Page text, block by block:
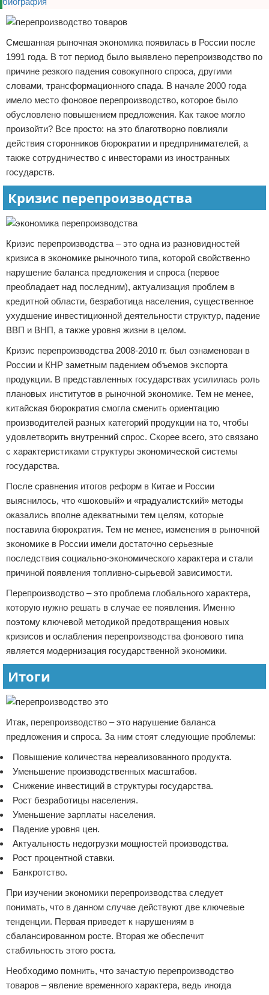
Смешанная рыночная экономика появилась в России после
1991 года. В тот период было выявлено перепроизводство по
причине резкого падения совокупного спроса, другими
словами, трансформационного спада. В начале 2000 года
имело место фоновое перепроизводство, которое было
обусловлено повышением предложения. Как такое могло
произойти? Все просто: на это благотворно повлияли
действия сторонников бюрократии и предпринимателей, а
также сотрудничество с инвесторами из иностранных
государств.
Кризис перепроизводства
Кризис перепроизводства – это одна из разновидностей
кризиса в экономике рыночного типа, которой свойственно
нарушение баланса предложения и спроса (первое
преобладает над последним), актуализация проблем в
кредитной области, безработица населения, существенное
ухудшение инвестиционной деятельности структур, падение
ВВП и ВНП, а также уровня жизни в целом.
Кризис перепроизводства 2008-2010 гг. был ознаменован в
России и КНР заметным падением объемов экспорта
продукции. В представленных государствах усилилась роль
плановых институтов в рыночной экономике. Тем не менее,
китайская бюрократия смогла сменить ориентацию
производителей разных категорий продукции на то, чтобы
удовлетворить внутренний спрос. Скорее всего, это связано
с характеристиками структуры экономической системы
государства.
После сравнения итогов реформ в Китае и России
выяснилось, что «шоковый» и «градуалистский» методы
оказались вполне адекватными тем целям, которые
поставила бюрократия. Тем не менее, изменения в рыночной
экономике в России имели достаточно серьезные
последствия социально-экономического характера и стали
причиной появления топливно-сырьевой зависимости.
Перепроизводство – это проблема глобального характера,
которую нужно решать в случае ее появления. Именно
поэтому ключевой методикой предотвращения новых
кризисов и ослабления перепроизводства фонового типа
является модернизация государственной экономики.
Итоги
Итак, перепроизводство – это нарушение баланса
предложения и спроса. За ним стоят следующие проблемы:
Повышение количества нереализованного продукта.
Уменьшение производственных масштабов.
Снижение инвестиций в структуры государства.
Рост безработицы населения.
Уменьшение зарплаты населения.
Падение уровня цен.
Актуальность недогрузки мощностей производства.
Рост процентной ставки.
Банкротство.
При изучении экономики перепроизводства следует
понимать, что в данном случае действуют две ключевые
тенденции. Первая приведет к нарушениям в
сбалансированном росте. Вторая же обеспечит
стабильность этого роста.
Необходимо помнить, что зачастую перепроизводство
товаров – явление временного характера, ведь иногда